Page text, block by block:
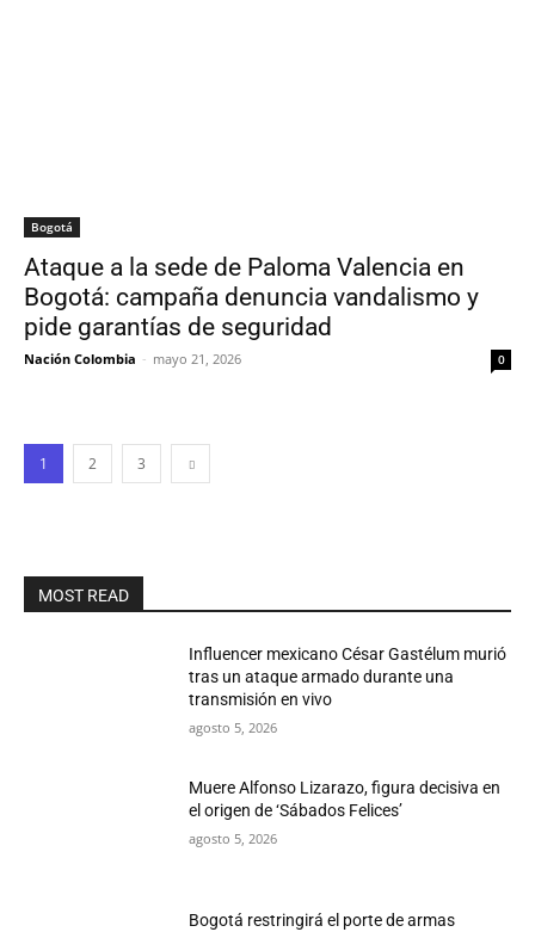
Bogotá
Ataque a la sede de Paloma Valencia en
Bogotá: campaña denuncia vandalismo y
pide garantías de seguridad
Nación Colombia - mayo 21, 2026 0
1 2 3
MOST READ
Influencer mexicano César Gastélum murió
tras un ataque armado durante una
transmisión en vivo
agosto 5, 2026
Muere Alfonso Lizarazo, figura decisiva en
el origen de ‘Sábados Felices’
agosto 5, 2026
Bogotá restringirá el porte de armas